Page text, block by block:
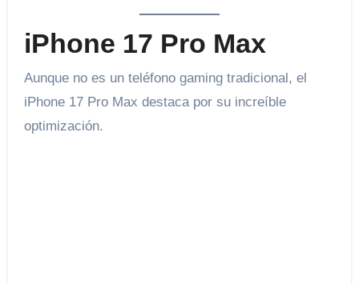
iPhone 17 Pro Max
Aunque no es un teléfono gaming tradicional, el
iPhone 17 Pro Max destaca por su increíble
optimización.